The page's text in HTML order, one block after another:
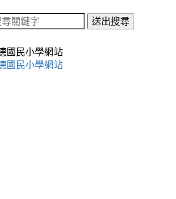
送出搜尋
國民小學網站
國民小學網站